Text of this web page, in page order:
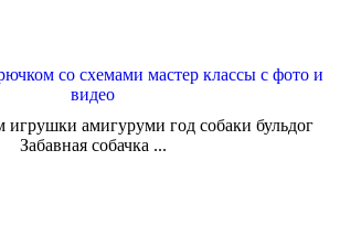
со схемами мастер классы с фото и
видео
игрушки амигуруми год собаки бульдог
Забавная собачка ...